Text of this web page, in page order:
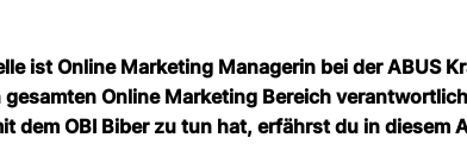
ist Online Marketing Managerin bei der ABUS
gesamten Online Marketing Bereich
dem OBI Biber zu tun hat, erfährst du in diesem